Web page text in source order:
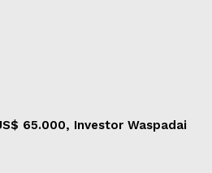
65.000, Investor Waspadai